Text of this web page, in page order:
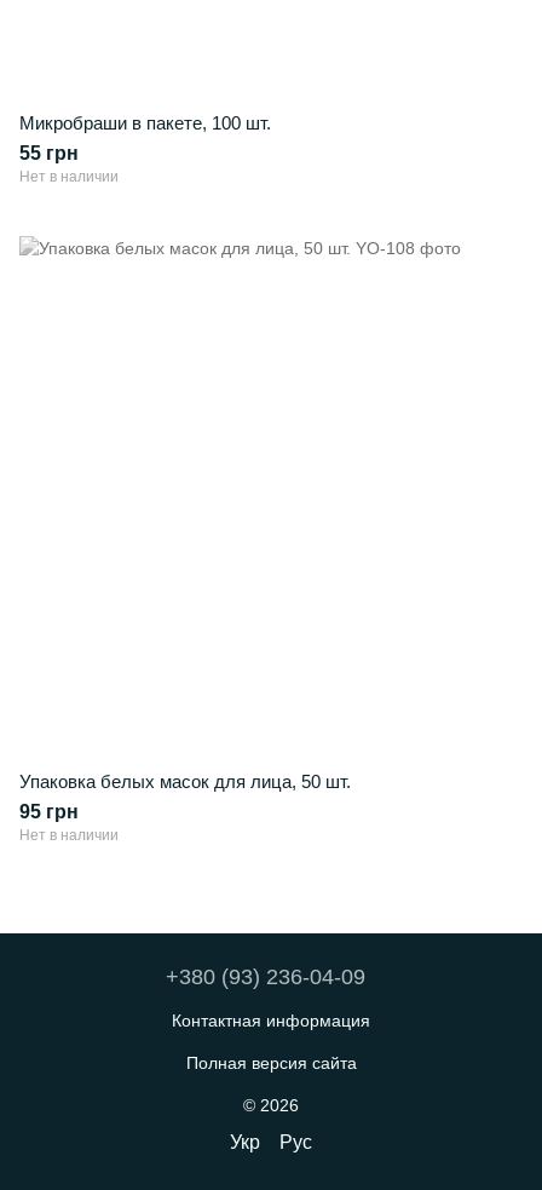
Микробраши в пакете, 100 шт.
55 грн
Нет в наличии
Упаковка белых масок для лица, 50 шт.
95 грн
Нет в наличии
+380 (93) 236-04-09
Контактная информация
Полная версия сайта
© 2026
Укр Рус